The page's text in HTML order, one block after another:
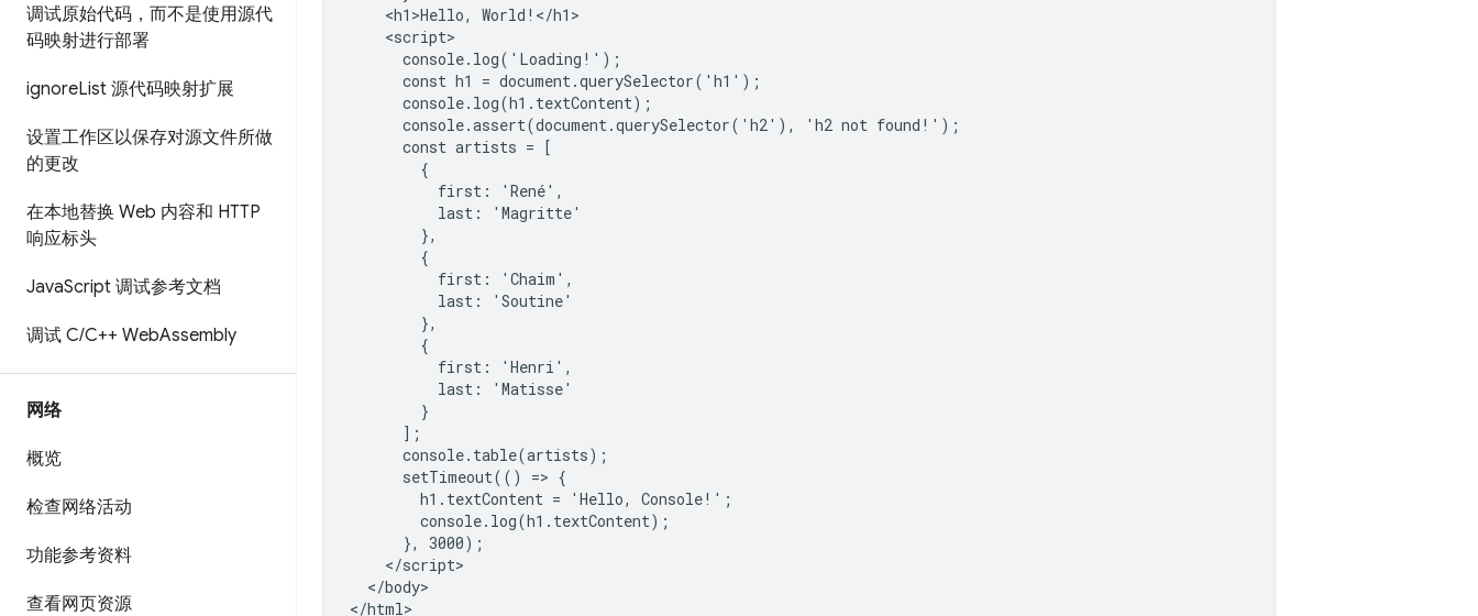
调试原始代码，而不是使用源代
码映射进行部署
ignoreList 源代码映射扩展
设置工作区以保存对源文件所做
的更改
在本地替换 Web 内容和 HTTP
响应标头
JavaScript 调试参考文档
调试 C/C++ WebAssembly
网络
概览
检查网络活动
功能参考资料
查看网页资源
<h1>Hello, World!</h1>
<script>
console.log('Loading!');
const h1 = document.querySelector('h1');
console.log(h1.textContent);
console.assert(document.querySelector('h2'), 'h2 not found!');
const artists = [
{
first: 'René',
last: 'Magritte'
},
{
first: 'Chaim',
last: 'Soutine'
},
{
first: 'Henri',
last: 'Matisse'
}
];
console.table(artists);
setTimeout(() => {
h1.textContent = 'Hello, Console!';
console.log(h1.textContent);
}, 3000);
</script>
</body>